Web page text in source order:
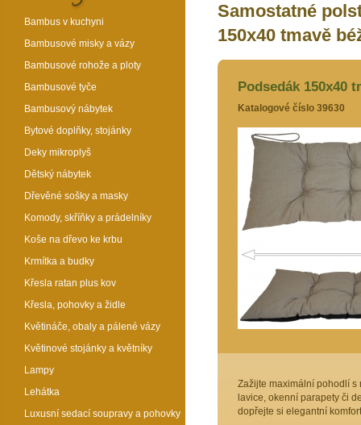
Samostatné
150x40 tmavě
Podsedák 150x40
Katalogové číslo 39630
Zažijte maximální pohodlí s
lavice, okenní parapety či
dopřejte si elegantní
Bambus v kuchyni
Bambusové misky a vázy
Bambusové rohože a ploty
Bambusové tyče
Bambusový nábytek
Bytové doplňky, stojánky
Deky mikroplyš
Dětský nábytek
Dřevěné sošky a masky
Komody, skříňky a prádelníky
Koše na dřevo ke krbu
Krmítka a budky
Křesla ratan plus kov
Křesla, pohovky a židle
Květináče, obaly a pálené vázy
Květinové stojánky a květníky
Lampy
Lehátka
Luxusní sedací soupravy a pohovky